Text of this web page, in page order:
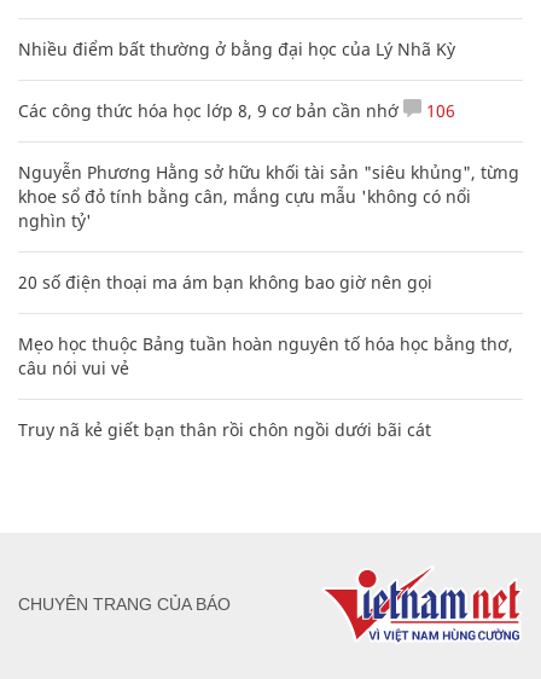
Nhiều điểm bất thường ở bằng đại học của Lý Nhã Kỳ
Các công thức hóa học lớp 8, 9 cơ bản cần nhớ 106
Nguyễn Phương Hằng sở hữu khối tài sản "siêu khủng", từng
khoe sổ đỏ tính bằng cân, mắng cựu mẫu 'không có nổi
nghìn tỷ'
20 số điện thoại ma ám bạn không bao giờ nên gọi
Mẹo học thuộc Bảng tuần hoàn nguyên tố hóa học bằng thơ,
câu nói vui vẻ
Truy nã kẻ giết bạn thân rồi chôn ngồi dưới bãi cát
CHUYÊN TRANG CỦA BÁO